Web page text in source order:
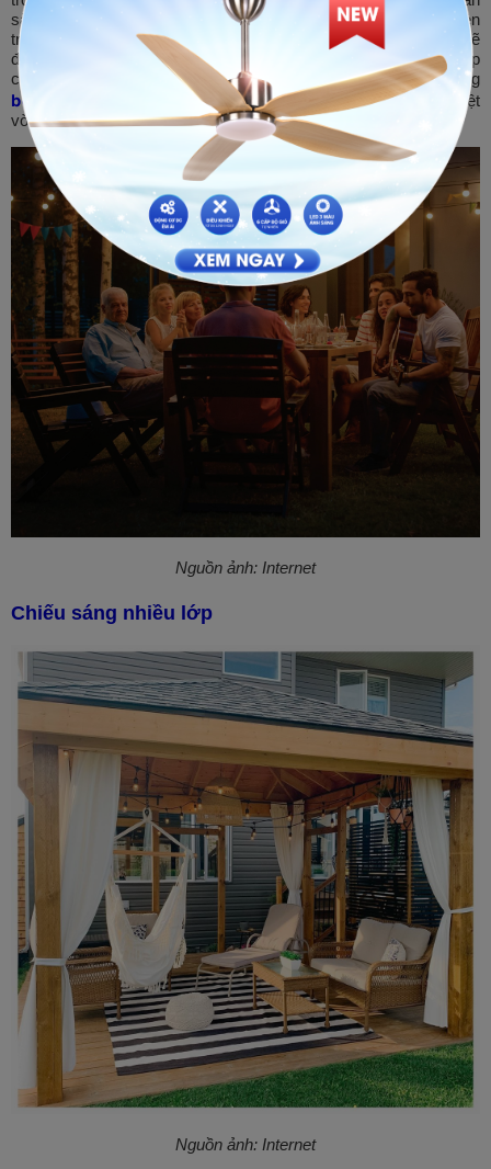
sàng để dùng những bữa tiệc ngoài trời vui vẻ. Cách treo dây đèn
trang trí ngoài trời cho các vật dụng như bàn, ghế, xích đu… sẽ
đem lại những dải ánh sáng màu vàng lấp lánh, thêm phần ấm áp
cho không gian sân vườn nhà bạn vào mỗi buổi tối. Sử dụng
bóng đèn bulb tròn
ánh sáng vàng ấm sẽ là sự lựa chọn tuyệt
vời trong trường hợp này.
Nguồn ảnh: Internet
Chiếu sáng nhiều lớp
Nguồn ảnh: Internet